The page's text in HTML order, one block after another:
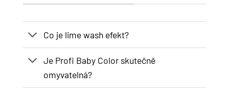
Co je lime wash efekt?
Je Profi Baby Color skutečně
omyvatelná?